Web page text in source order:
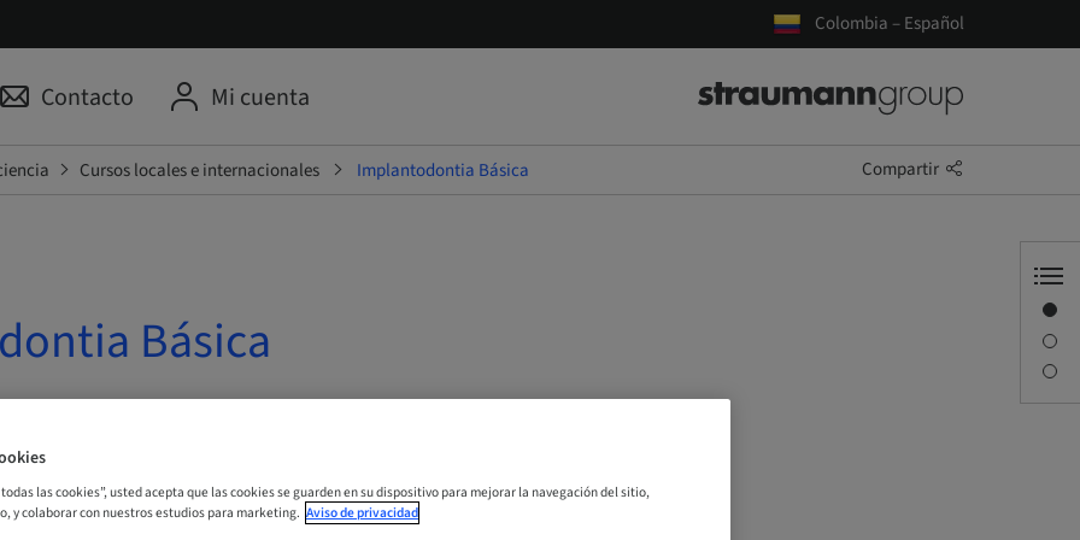
Colombia – Español
Contacto Mi cuenta
Cursos locales e internacionales Implantodontia Básica Compartir
Básica
las cookies”, usted acepta que las cookies se guarden en su dispositivo para mejorar la navegación del sitio,
y colaborar con nuestros estudios para marketing. Aviso de privacidad